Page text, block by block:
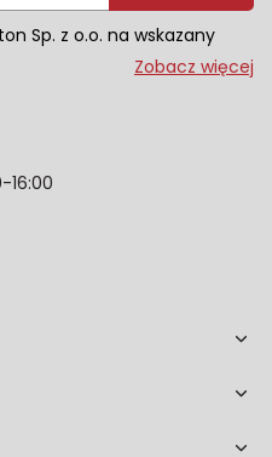
Sp. z o.o. na wskazany
informacje marketingowe
znajdziesz w naszej
nie wpłynie na
dokonanego przed
Zobacz więcej
16:00